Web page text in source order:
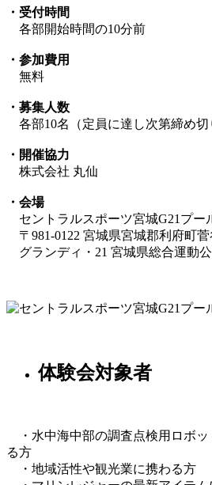
・受付時間
各部開始時間の10分前
・参加費用
無料
・募集人数
各部10名（定員に達し次第締め切
・開催協力
株式会社 丸仙
・会場
セントラルスポーツ宮城G21プー
〒981-0122 宮城県宮城郡利府町菅
グランディ・21 宮城県総合運動
体験会対象者
・水中海中部の調査点検用ロボッ
る方
・地域活性や観光業に携わる方